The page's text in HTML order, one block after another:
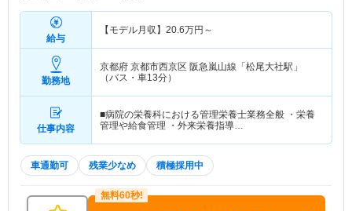
給与
【モデル月収】 20.6万円～
勤務地
京都府 京都市西京区 阪急嵐山線「松尾大社駅」
（バス・車13分）
仕事内容
■病院の栄養科における管理栄養士業務全般 ・栄養
管理や給食管理 ・外来栄養指導…
車通勤可 残業少なめ 積極採用中